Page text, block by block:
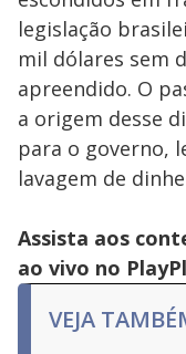
legislação
mil dólares sem
apreendido. O
a origem desse
para o governo,
lavagem de
Assista aos
ao vivo no
VEJA